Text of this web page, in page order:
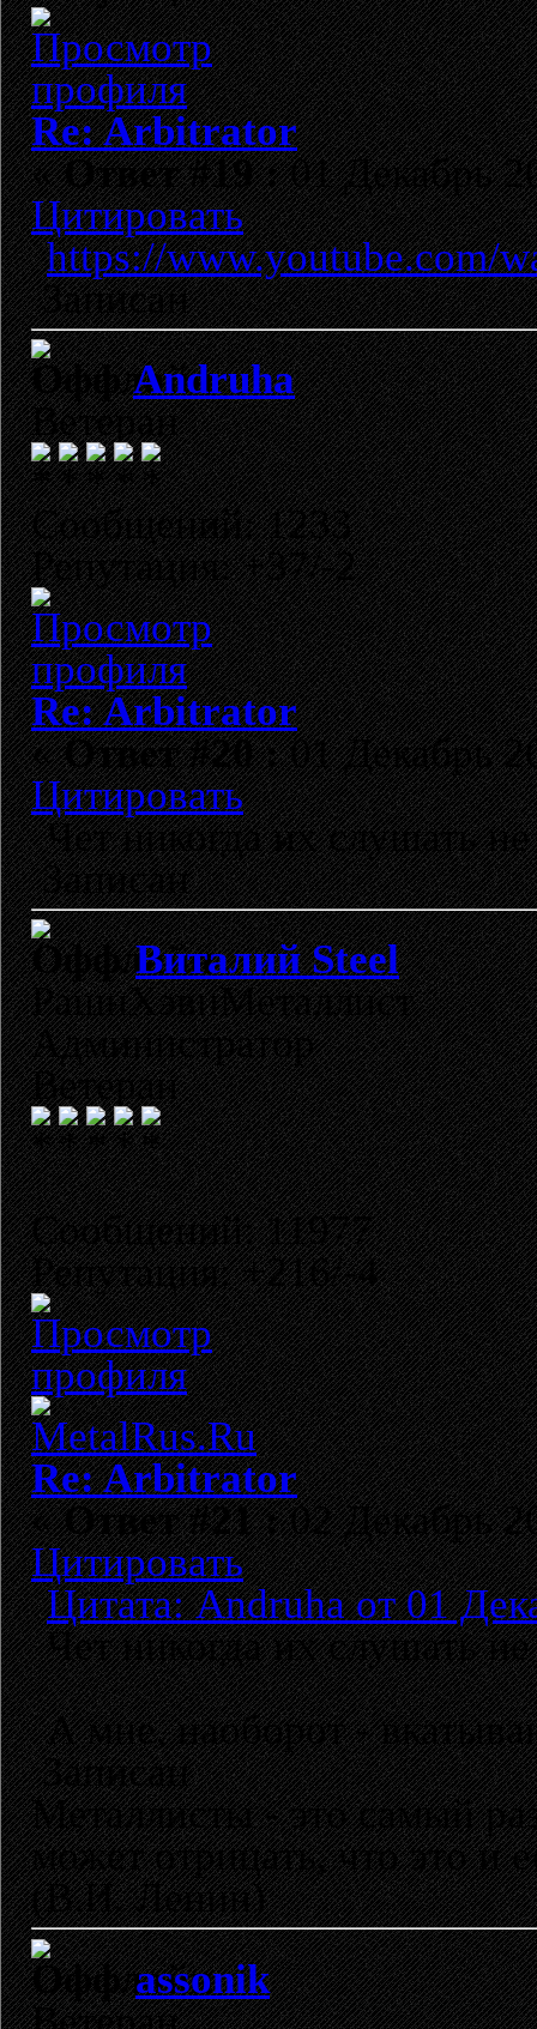
Re: Arbitrator
«Ответ #19 :01 Декабрь
Цитировать
https://www.youtube.com/
Записан
Andruha
Ветеран
Сообщений: 1233
Репутация: +37/-2
Re: Arbitrator
«Ответ #20 :01 Декабрь
Цитировать
Чет никогда их слушать
Записан
Виталий Steel
РашнХэвиМеталлист
Администратор
Ветеран
Сообщений: 11977
Репутация: +216/-4
Re: Arbitrator
«Ответ #21 :02 Декабрь
Цитировать
Цитата: Andruha от 01
Чет никогда их слушать
А мне, наоборот -
Записан
Металлисты - это самый
может отрицать, что это и
(В.И. Ленин)
assonik